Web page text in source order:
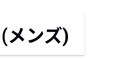
会社概要
メンズ)